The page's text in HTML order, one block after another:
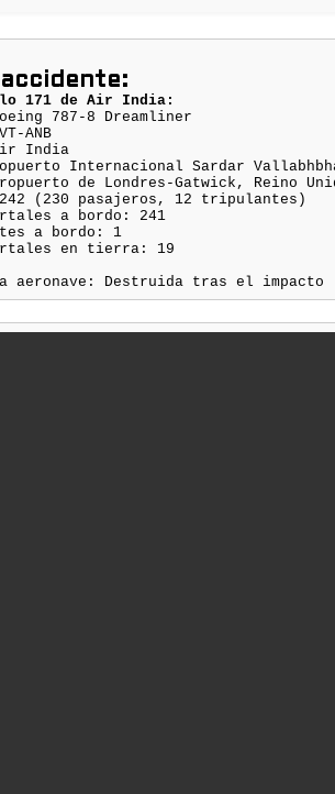
171 de Air India:
787-8 Dreamliner
ANB
India
Internacional Sardar
de Londres-Gatwick, Reino
(230 pasajeros, 12 tripulantes)
a bordo: 241
a bordo: 1
en tierra: 19
aeronave: Destruida tras el impacto